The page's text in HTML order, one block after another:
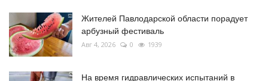
Жителей Павлодарской области порадует
арбузный фестиваль
Авг 4, 2026 0 1939
На время гидравлических испытаний в